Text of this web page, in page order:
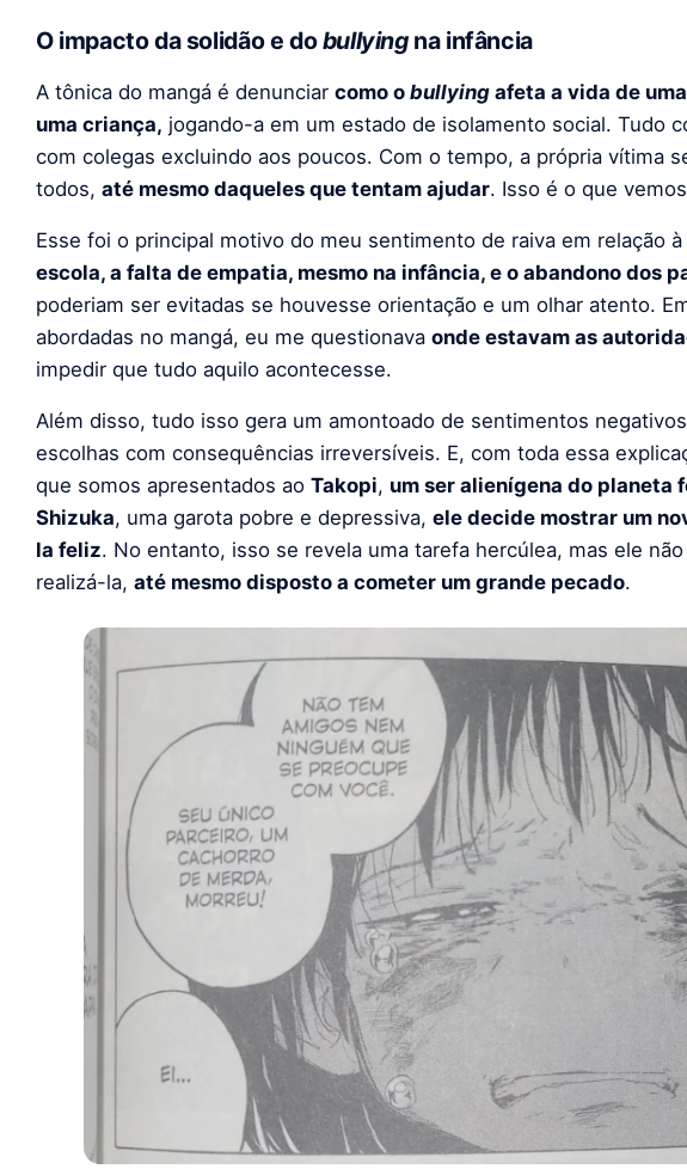
O impacto da solidão e dobullyingna infância
A tônica do mangá é denunciar como o bullying afeta a vida de
uma criança, jogando-a em um estado de isolamento social. Tudo
com colegas excluindo aos poucos. Com o tempo, a própria vítima
todos, até mesmo daqueles que tentam ajudar. Isso é o que
Esse foi o principal motivo do meu sentimento de raiva em relação à
escola, a falta de empatia, mesmo na infância, e o abandono dos
poderiam ser evitadas se houvesse orientação e um olhar atento.
abordadas no mangá, eu me questionava onde estavam as
impedir que tudo aquilo acontecesse.
Além disso, tudo isso gera um amontoado de sentimentos
escolhas com consequências irreversíveis. E, com toda essa
que somos apresentados ao Takopi, um ser alienígena do planeta
Shizuka, uma garota pobre e depressiva, ele decide mostrar um
la feliz. No entanto, isso se revela uma tarefa hercúlea, mas ele
realizá-la, até mesmo disposto a cometer um grande pecado.